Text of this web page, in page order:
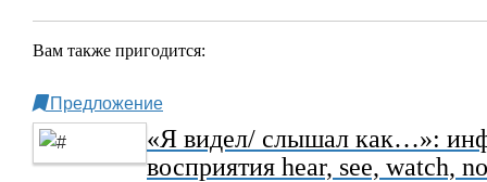
Вам также пригодится:
Предложение
«Я видел/ слышал как…»:
восприятия hear, see, watch,